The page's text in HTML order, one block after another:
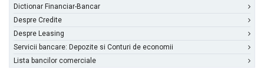
Dictionar Financiar-Bancar
Despre Credite
Despre Leasing
Servicii bancare: Depozite si Conturi de economii
Lista bancilor comerciale